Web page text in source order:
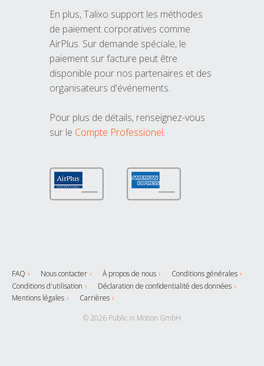
En plus, Talixo support les méthodes
de paiement corporatives comme
AirPlus. Sur demande spéciale, le
paiement sur facture peut être
disponible pour nos partenaires et des
organisateurs d'événements.
Pour plus de détails, renseignez-vous
sur le Compte Professionel.
FAQ Nous contacter À propos de nous
Conditions générales
Conditions d'utilisation
Déclaration de confidentialité des données
Mentions légales
Carrières
© 2026 Public in Motion GmbH